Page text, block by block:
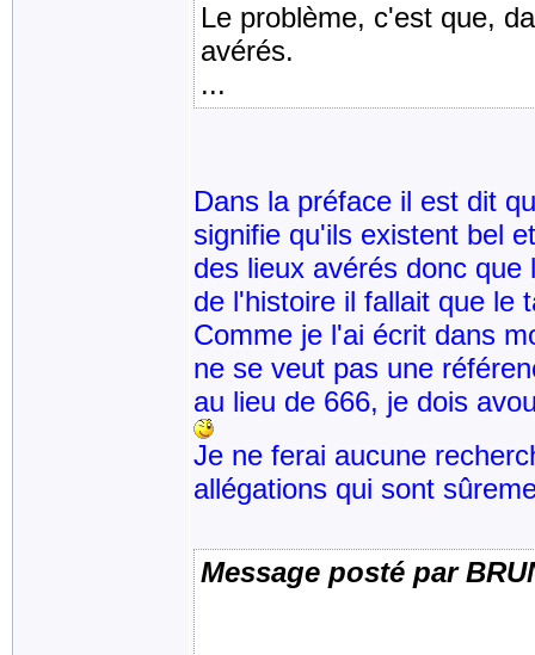
Le problème, c'est que,
avérés.
...
Dans la préface il est dit
signifie qu'ils existent bel
des lieux avérés donc
de l'histoire il fallait que le
Comme je l'ai écrit dans
ne se veut pas une
au lieu de 666, je dois
Je ne ferai aucune
allégations qui sont
Message posté par